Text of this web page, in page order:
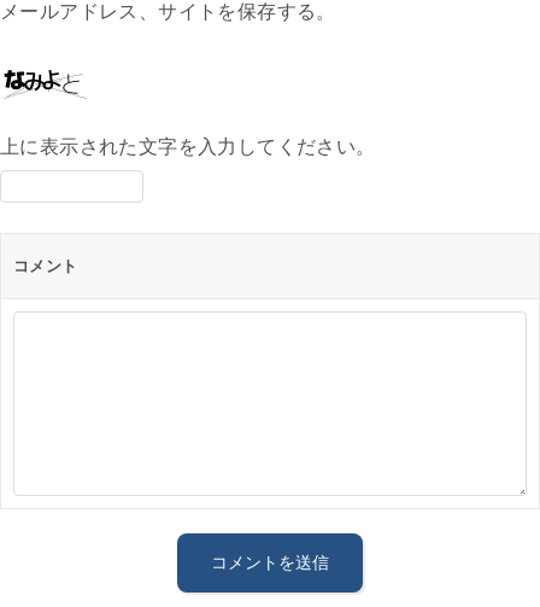
メールアドレス、サイトを保存する。
上に表示された文字を入力してください。
コメント